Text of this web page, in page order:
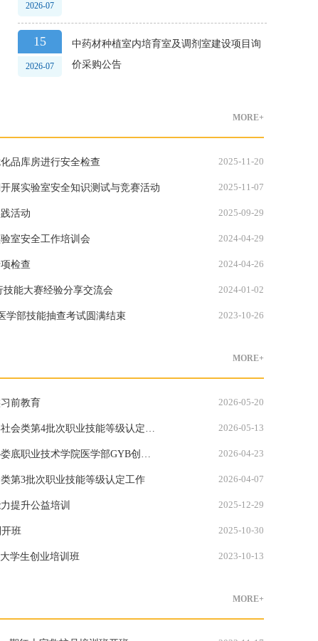
2026-07
15
2026-07
中药材种植室内培育室及调剂室建设项目询
价采购公告
MORE+
品库房进行安全检查 2025-11-20
展实验室安全知识测试与竞赛活动 2025-11-07
活动 2025-09-29
室安全工作培训会 2024-04-29
检查 2024-04-26
行技能大赛经验分享交流会 2024-01-02
学部技能抽查考试圆满结束 2023-10-26
MORE+
前教育 2026-05-20
会类第4批次职业技能等级认定工 2026-05-13
底职业技术学院医学部GYB创业 2026-04-23
第3批次职业技能等级认定工作 2026-04-07
提升公益培训 2025-12-29
班 2025-10-30
学生创业培训班 2023-10-13
MORE+